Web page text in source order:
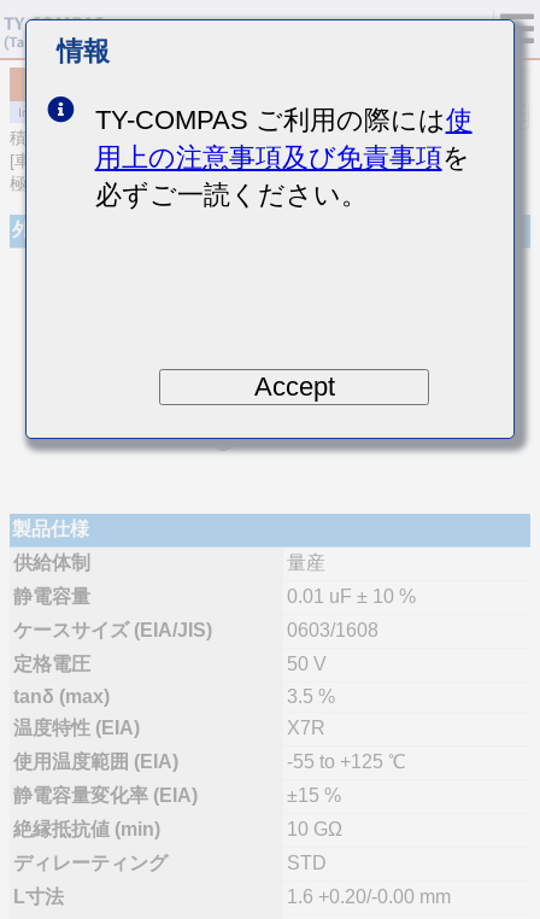
積層セラミックコンデンサ
[車載ボディ/インフォ＆高信頼用 (AEC-Q200 Qualified) 樹脂外部電
極積層セラミックコンデンサ]
外観
製品仕様
供給体制
量産
静電容量
0.01 uF ± 10 %
ケースサイズ (EIA/JIS)
0603/1608
定格電圧
50 V
tanδ (max)
3.5 %
温度特性 (EIA)
X7R
使用温度範囲 (EIA)
-55 to +125 ℃
静電容量変化率 (EIA)
±15 %
絶縁抵抗値 (min)
10 GΩ
ディレーティング
STD
L寸法
1.6 +0.20/-0.00 mm
情報
TY-COMPAS ご利用の際には使
用上の注意事項及び免責事項を
必ずご一読ください。
Accept